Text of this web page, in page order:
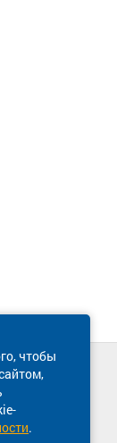
чтобы
.